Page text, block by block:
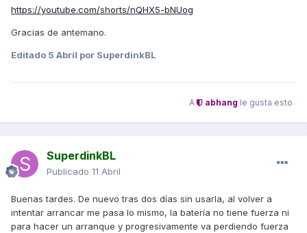
https://youtube.com/shorts/nQHX5-bNUog
Gracias de antemano.
Editado 5 Abril por SuperdinkBL
A abhang le gusta esto
SuperdinkBL
Publicado 11 Abril
Buenas tardes. De nuevo tras dos días sin usarla, al volver a
intentar arrancar me pasa lo mismo, la batería no tiene fuerza ni
para hacer un arranque y progresivamente va perdiendo fuerza